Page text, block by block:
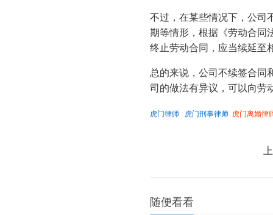
不过，在某些情况下，公司
期等情形，根据《劳动合同
终止劳动合同，应当续延至
总的来说，公司不续签合同
司的做法有异议，可以向劳
虎门律师 虎门刑事律师 虎门离婚律
随便看看